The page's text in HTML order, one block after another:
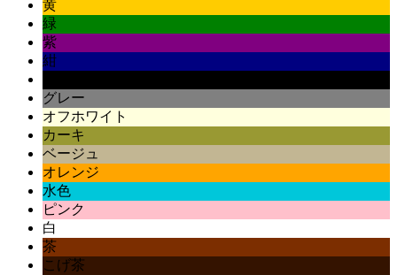
黄
緑
紫
紺
グレー
オフホワイト
カーキ
ベージュ
オレンジ
水色
ピンク
白
茶
こげ茶